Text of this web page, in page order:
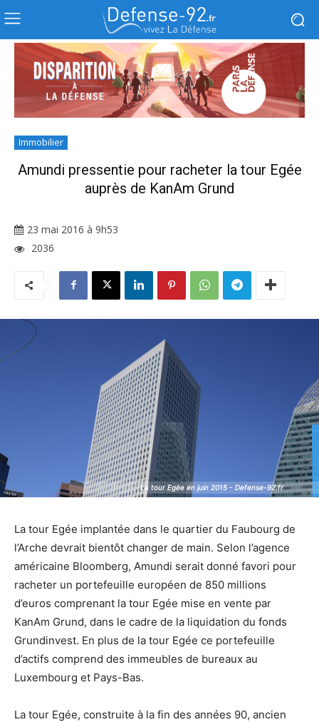
Immobilier
Amundi pressentie pour racheter la tour Egée
auprès de KanAm Grund
23 mai 2016 à 9h53
2036
La tour Egée en juin 2015 - Defense-92.fr
La tour Egée en juin 2015 - Defense-92.fr
La tour Egée implantée dans le quartier du Faubourg de
l’Arche devrait bientôt changer de main. Selon l’agence
américaine Bloomberg, Amundi serait donné favori pour
racheter un portefeuille européen de 850 millions
d’euros comprenant la tour Egée mise en vente par
KanAm Grund, dans le cadre de la liquidation du fonds
Grundinvest. En plus de la tour Egée ce portefeuille
d’actifs comprend des immeubles de bureaux au
Luxembourg et Pays-Bas.
La tour Egée, construite à la fin des années 90, ancien